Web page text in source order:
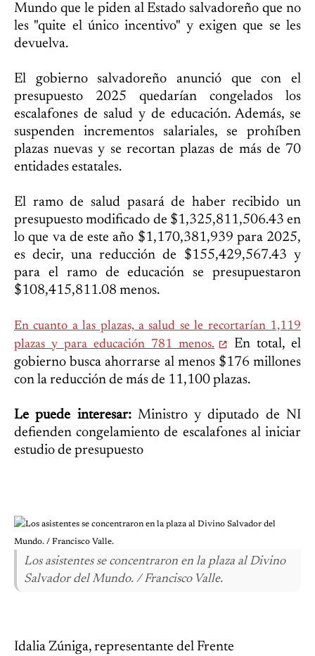
Mundo que le piden al Estado salvadoreño que no
les "quite el único incentivo" y exigen que se les
devuelva.
El gobierno salvadoreño anunció que con el
presupuesto 2025 quedarían congelados los
escalafones de salud y de educación. Además, se
suspenden incrementos salariales, se prohíben
plazas nuevas y se recortan plazas de más de 70
entidades estatales.
El ramo de salud pasará de haber recibido un
presupuesto modificado de $1,325,811,506.43 en
lo que va de este año $1,170,381,939 para 2025,
es decir, una reducción de $155,429,567.43 y
para el ramo de educación se presupuestaron
$108,415,811.08 menos.
En cuanto a las plazas, a salud se le recortarían 1,119
plazas y para educación 781 menos.
En total, el
gobierno busca ahorrarse al menos $176 millones
con la reducción de más de 11,100 plazas.
Le puede interesar:Ministro y diputado de NI
defienden congelamiento de escalafones al iniciar
estudio de presupuesto
Los asistentes se concentraron en la plaza al Divino
Salvador del Mundo. / Francisco Valle.
Idalia Zúniga, representante del Frente